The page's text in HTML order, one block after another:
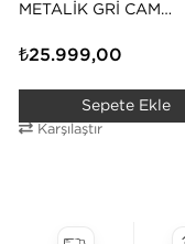
METALIK GRI CAM
₺25.999,00
Sepete Ekle
Karşılaştır